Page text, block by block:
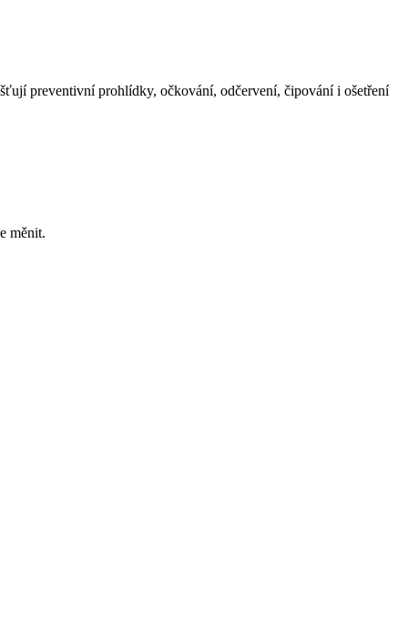
preventivní prohlídky, očkování, odčervení, čipování i ošetření
měnit.